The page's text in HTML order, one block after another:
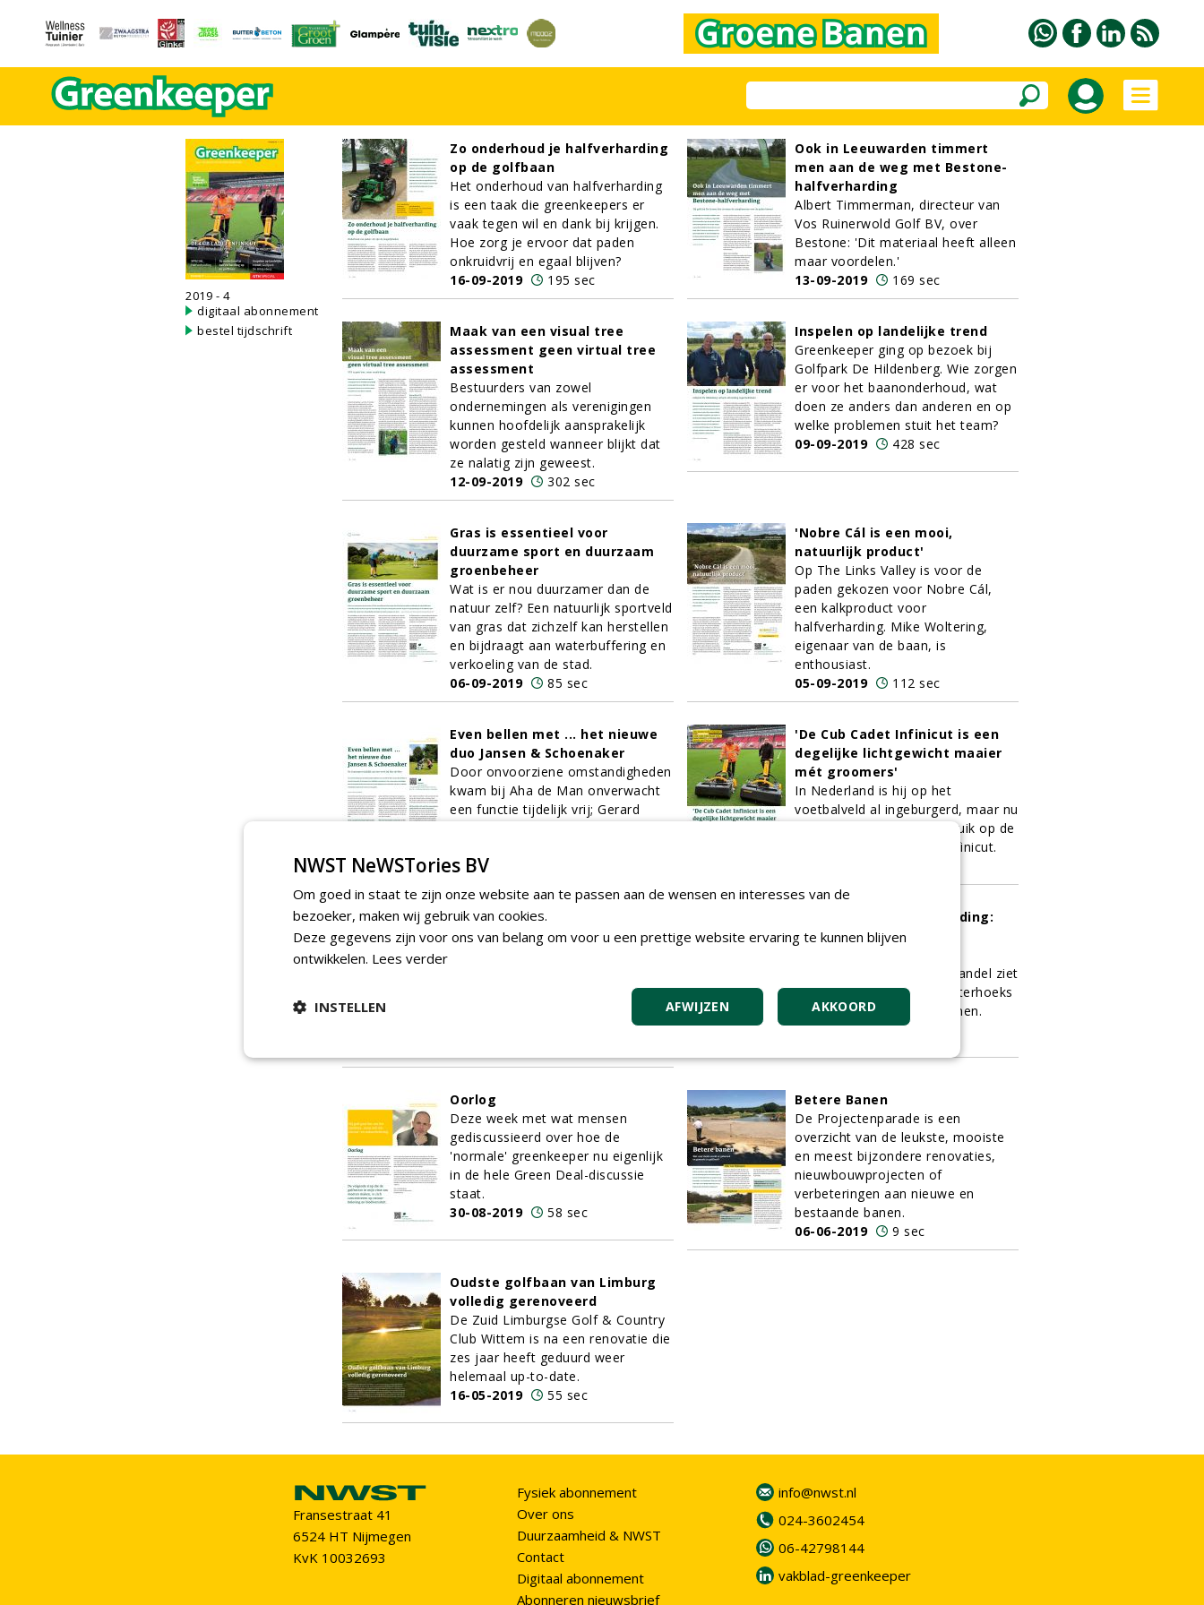
2019 - 4
digitaal abonnement
bestel tijdschrift
Zo onderhoud je halfverharding
op de golfbaan
Het onderhoud van halfverharding
is een taak die greenkeepers er
vaak tegen wil en dank bij krijgen.
Hoe zorg je ervoor dat paden
onkruidvrij en egaal blijven?
16-09-2019
195 sec
Ook in Leeuwarden timmert
men aan de weg met Bestone-
halfverharding
Albert Timmerman, directeur van
Vos Ruinerwold Golf BV, over
Bestone: 'Dit materiaal heeft alleen
maar voordelen.'
13-09-2019
169 sec
Maak van een visual tree
assessment geen virtual tree
assessment
Bestuurders van zowel
ondernemingen als verenigingen
kunnen hoofdelijk aansprakelijk
worden gesteld wanneer blijkt dat
ze nalatig zijn geweest.
12-09-2019
302 sec
Inspelen op landelijke trend
Greenkeeper ging op bezoek bij
Golfpark De Hildenberg. Wie zorgen
er voor het baanonderhoud, wat
doen ze anders dan anderen en op
welke problemen stuit het team?
09-09-2019
428 sec
Gras is essentieel voor
duurzame sport en duurzaam
groenbeheer
Wat is er nou duurzamer dan de
natuur zelf? Een natuurlijk sportveld
van gras dat zichzelf kan herstellen
en bijdraagt aan waterbuffering en
verkoeling van de stad.
06-09-2019
85 sec
'Nobre Cál is een mooi,
natuurlijk product'
Op The Links Valley is voor de
paden gekozen voor Nobre Cál,
een kalkproduct voor
halfverharding. Mike Woltering,
eigenaar van de baan, is
enthousiast.
05-09-2019
112 sec
Even bellen met ... het nieuwe
duo Jansen & Schoenaker
Door onvoorziene omstandigheden
kwam bij Aha de Man onverwacht
een functie tijdelijk vrij; Gerard
'De Cub Cadet Infinicut is een
degelijke lichtgewicht maaier
mét groomers'
In Nederland is hij op het
voetbalveld al ingeburgerd, maar nu
ook voor het eerst in gebruik op de
golfbaan: de Cub Cadet Infinicut.
Graustabiel® - halfverharding
met een natuurlijke uitstraling
aan toepassingen, waaronder fiets-
Ongebonden halfverharding:
hard, slijtvast én
Hardeman Zand- & Grindhandel ziet
met de halfverharding Achterhoeks
Padvast kansen op golfbanen.
03-09-2019
169 sec
Oorlog
Deze week met wat mensen
gediscussieerd over hoe de
'normale' greenkeeper nu eigenlijk
in de hele Green Deal-discussie
staat.
30-08-2019
58 sec
Betere Banen
De Projectenparade is een
overzicht van de leukste, mooiste
en meest bijzondere renovaties,
nieuwbouwprojecten of
verbeteringen aan nieuwe en
bestaande banen.
06-06-2019
9 sec
Oudste golfbaan van Limburg
volledig gerenoveerd
De Zuid Limburgse Golf & Country
Club Wittem is na een renovatie die
zes jaar heeft geduurd weer
helemaal up-to-date.
16-05-2019
55 sec
Fransestraat 41
6524 HT Nijmegen
KvK 10032693
Fysiek abonnement
Over ons
Duurzaamheid & NWST
Contact
Digitaal abonnement
Abonneren nieuwsbrief
info@nwst.nl
024-3602454
06-42798144
vakblad-greenkeeper
NWST NeWSTories BV
Om goed in staat te zijn onze website aan te passen aan de wensen en interesses van de
bezoeker, maken wij gebruik van cookies.
Deze gegevens zijn voor ons van belang om voor u een prettige website ervaring te kunnen blijven
ontwikkelen. Lees verder
AKKOORD
AFWIJZEN
INSTELLEN